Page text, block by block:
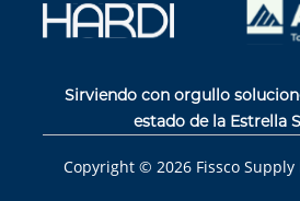
Sirviendo con orgullo
estado de la Estrella
Copyright © 2026 Fissco